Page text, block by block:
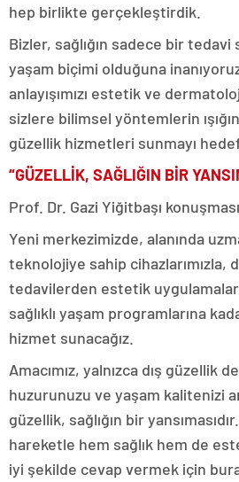
hep birlikte gerçekleştirdik.
Bizler, sağlığın sadece bir
yaşam biçimi olduğuna
anlayışımızı estetik ve
sizlere bilimsel yöntemlerin
güzellik hizmetleri sunmayı
“GÜZELLİK, SAĞLIĞIN BİR
Prof. Dr. Gazi Yiğitbaşı
Yeni merkezimizde, alanında
teknolojiye sahip cihazlarımızla,
tedavilerden estetik
sağlıklı yaşam programlarına
hizmet sunacağız.
Amacımız, yalnızca dış güzellik
huzurunuzu ve yaşam kalitenizi
güzellik, sağlığın bir
hareketle hem sağlık hem de
iyi şekilde cevap vermek için